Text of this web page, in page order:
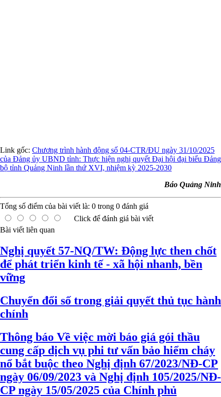
Link gốc: Chương trình hành động số 04-CTR/ĐU ngày 31/10/2025
của Đảng ủy UBND tỉnh: Thực hiện nghị quyết Đại hội đại biểu Đảng
bộ tỉnh Quảng Ninh lần thứ XVI, nhiệm kỳ 2025-2030
Báo Quảng Ninh
Tổng số điểm của bài viết là: 0 trong 0 đánh giá
Click để đánh giá bài viết
Bài viết liên quan
Nghị quyết 57-NQ/TW: Động lực then chốt
để phát triển kinh tế - xã hội nhanh, bền
vững
Chuyển đổi số trong giải quyết thủ tục hành
chính
Thông báo Về việc mời báo giá gói thầu
cung cấp dịch vụ phi tư vấn bảo hiểm cháy
nổ bắt buộc theo Nghị định 67/2023/NĐ-CP
ngày 06/09/2023 và Nghị định 105/2025/NĐ-
CP ngày 15/05/2025 của Chính phủ